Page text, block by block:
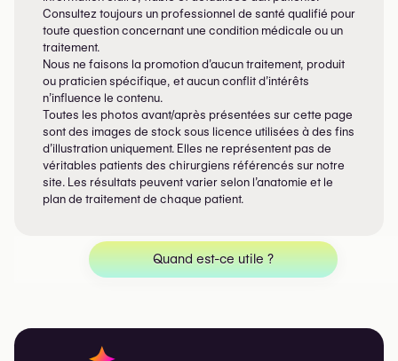
Consultez toujours un professionnel de santé qualifié pour
toute question concernant une condition médicale ou un
traitement.
Nous ne faisons la promotion d’aucun traitement, produit
ou praticien spécifique, et aucun conflit d’intérêts
n’influence le contenu.
Toutes les photos avant/après présentées sur cette page
sont des images de stock sous licence utilisées à des fins
d’illustration uniquement. Elles ne représentent pas de
véritables patients des chirurgiens référencés sur notre
site. Les résultats peuvent varier selon l’anatomie et le
plan de traitement de chaque patient.
Quand est-ce utile ?